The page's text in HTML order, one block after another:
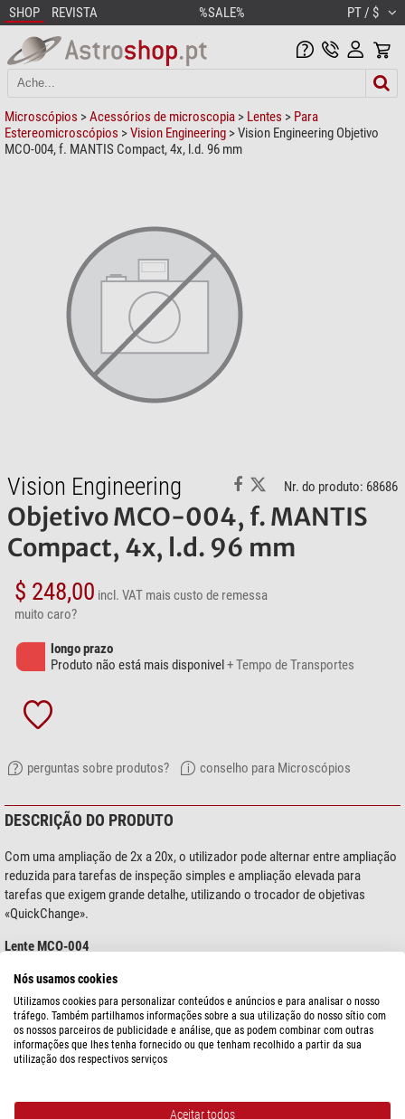
SHOP REVISTA %SALE% PT / $
Microscópios >Acessórios de microscopia > Lentes > Para
Estereomicroscópios >Vision Engineering > Vision Engineering Objetivo
MCO-004, f. MANTIS Compact, 4x, l.d. 96 mm
Vision Engineering Nr. do produto: 68686
Objetivo MCO-004, f. MANTIS
Compact, 4x, l.d. 96 mm
$ 248,00 incl. VAT mais custo de remessa
muito caro?
longo prazo
Produto não está mais disponivel+ Tempo de Transportes
perguntas sobre produtos? conselho para Microscópios
DESCRIÇÃO DO PRODUTO
Com uma ampliação de 2x a 20x, o utilizador pode alternar entre ampliação
reduzida para tarefas de inspeção simples e ampliação elevada para
tarefas que exigem grande detalhe, utilizando o trocador de objetivas
«QuickChange».
Lente MCO-004
para MANTIS Compact,
Ampliação: 4x,
diâmetro de 96 mm
mostre mais...
Nós usamos cookies
Utilizamos cookies para personalizar conteúdos e anúncios e para analisar o nosso
tráfego. Também partilhamos informações sobre a sua utilização do nosso sítio com
os nossos parceiros de publicidade e análise, que as podem combinar com outras
informações que lhes tenha fornecido ou que tenham recolhido a partir da sua
utilização dos respectivos serviços
Aceitar todos